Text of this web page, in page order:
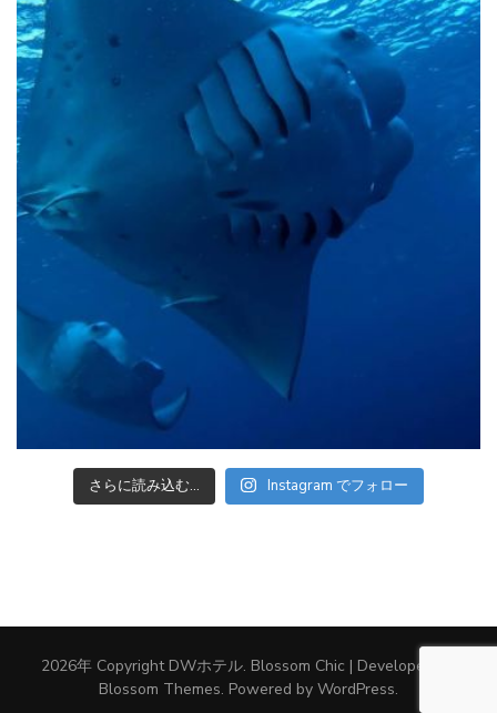
さらに読み込む... Instagram でフォロー
2026年 Copyright DWホテル. Blossom Chic | Developed By
Blossom Themes. Powered by WordPress.